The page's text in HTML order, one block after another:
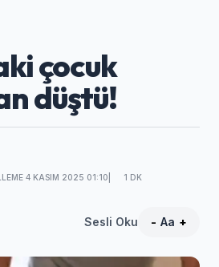
çocuk
düştü!
4 KASIM 2025 01:10 1 DK
Sesli Oku - Aa +